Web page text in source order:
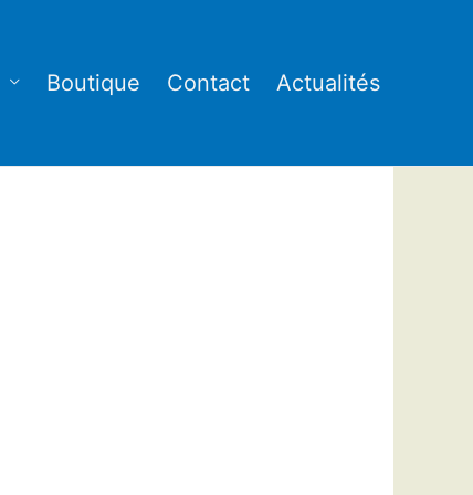
Boutique Contact Actualités